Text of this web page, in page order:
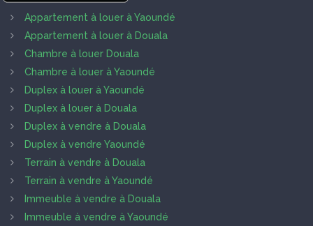
Appartement à louer à Yaoundé
Appartement à louer à Douala
Chambre à louer Douala
Chambre à louer à Yaoundé
Duplex à louer à Yaoundé
Duplex à louer à Douala
Duplex à vendre à Douala
Duplex à vendre Yaoundé
Terrain à vendre à Douala
Terrain à vendre à Yaoundé
Immeuble à vendre à Douala
Immeuble à vendre à Yaoundé